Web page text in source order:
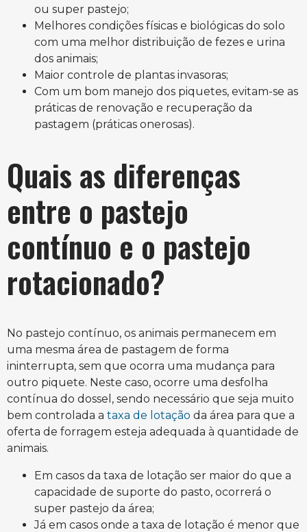
ou super pastejo;
Melhores condições físicas e biológicas do solo
com uma melhor distribuição de fezes e urina
dos animais;
Maior controle de plantas invasoras;
Com um bom manejo dos piquetes, evitam-se as
práticas de renovação e recuperação da
pastagem (práticas onerosas).
Quais as diferenças
entre o pastejo
contínuo e o pastejo
rotacionado?
No pastejo contínuo, os animais permanecem em
uma mesma área de pastagem de forma
ininterrupta, sem que ocorra uma mudança para
outro piquete. Neste caso, ocorre uma desfolha
contínua do dossel, sendo necessário que seja muito
bem controlada a taxa de lotação da área para que a
oferta de forragem esteja adequada à quantidade de
animais.
Em casos da taxa de lotação ser maior do que a
capacidade de suporte do pasto, ocorrerá o
super pastejo da área;
Já em casos onde a taxa de lotação é menor que